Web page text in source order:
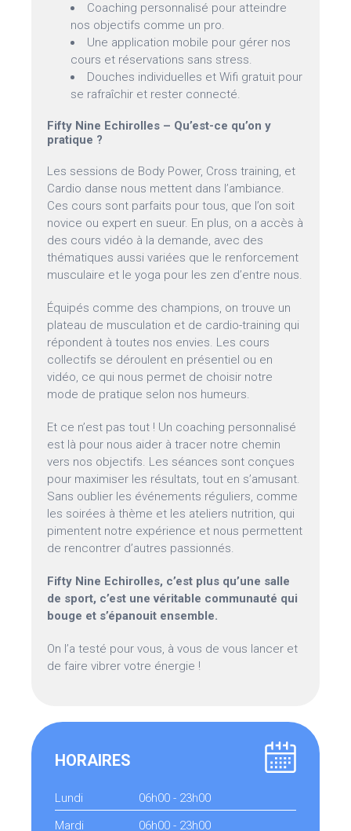
Coaching personnalisé pour atteindre
nos objectifs comme un pro.
Une application mobile pour gérer nos
cours et réservations sans stress.
Douches individuelles et Wifi gratuit pour
se rafraîchir et rester connecté.
Fifty Nine Echirolles – Qu’est-ce qu’on y
pratique ?
Les sessions de Body Power, Cross training, et
Cardio danse nous mettent dans l’ambiance.
Ces cours sont parfaits pour tous, que l’on soit
novice ou expert en sueur. En plus, on a accès à
des cours vidéo à la demande, avec des
thématiques aussi variées que le renforcement
musculaire et le yoga pour les zen d’entre nous.
Équipés comme des champions, on trouve un
plateau de musculation et de cardio-training qui
répondent à toutes nos envies. Les cours
collectifs se déroulent en présentiel ou en
vidéo, ce qui nous permet de choisir notre
mode de pratique selon nos humeurs.
Et ce n’est pas tout ! Un coaching personnalisé
est là pour nous aider à tracer notre chemin
vers nos objectifs. Les séances sont conçues
pour maximiser les résultats, tout en s’amusant.
Sans oublier les événements réguliers, comme
les soirées à thème et les ateliers nutrition, qui
pimentent notre expérience et nous permettent
de rencontrer d’autres passionnés.
Fifty Nine Echirolles, c’est plus qu’une salle
de sport, c’est une véritable communauté qui
bouge et s’épanouit ensemble.
On l’a testé pour vous, à vous de vous lancer et
de faire vibrer votre énergie !
HORAIRES
Lundi
06h00 - 23h00
Mardi
06h00 - 23h00